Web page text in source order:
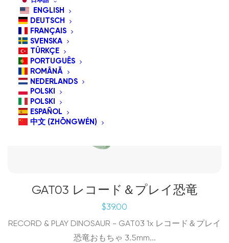
ENGLISH
DEUTSCH
FRANÇAIS
SVENSKA
TÜRKÇE
PORTUGUÊS
ROMÂNĂ
NEDERLANDS
POLSKI
POLSKI
ESPAÑOL
中文 (ZHŌNGWÉN)
GAT03 レコード＆プレイ恐竜
$39.00
RECORD & PLAY DINOSAUR - GAT03 1x レコード＆プレイ
恐竜おもちゃ 3.5mm...